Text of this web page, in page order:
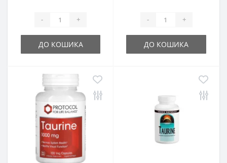
- +
ДО КОШИКА
- +
ДО КОШИКА